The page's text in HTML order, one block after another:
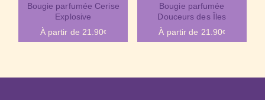
Bougie parfumée Cerise
Explosive
À partir de 21.90€
Bougie parfumée
Douceurs des Îles
À partir de 21.90€